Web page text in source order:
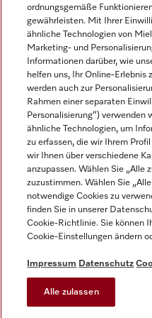
AGB
Datenschutz
Nutzungsbedingungen
Barrierefreiheitserklärung
EU-Gesetzen über digitale
Cookie-Einstellungen
Miele auf Instagram
Miele auf Facebook
Miele auf
ordnungsgemäße
gewährleisten. Mit Ihrer
ähnliche Technologien von
Marketing- und
Informationen darüber, wie
helfen uns, Ihr Online-Erlebnis
werden auch zur
Rahmen einer separaten
Personalisierung“) verwenden
ähnliche Technologien, um
zu erfassen, die wir Ihrem
wir Ihnen über verschiedene
anzupassen. Wählen Sie „Alle
zuzustimmen. Wählen Sie
notwendige Cookies zu
finden Sie in unserer
Cookie-Richtlinie. Sie können
Cookie-Einstellungen ändern
Impressum Datenschutz
Alle zulassen